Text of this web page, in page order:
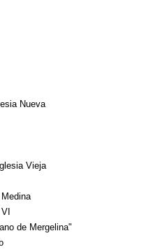
Nueva
Vieja
de Mergelina"